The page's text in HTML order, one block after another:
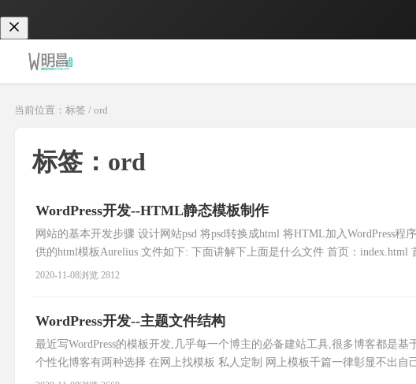
当前位置：标签 / ord
标签：ord
WordPress开发--HTML静态模板制作
网站的基本开发步骤 设计网站psd 将psd转换成html 将HTML加入WordPress
供的html模板Aurelius 文件如下: 下面讲解下上面是什么文件 首页：
用户打开网站第一眼看到的就是首页,这个显
2020-11-08浏览 2812
WordPress开发--主题文件结构
最近写WordPress的模板开发,几乎每一个博主的必备建站工具,很多博客都是基
个性化博客有两种选择 在网上找模板 私人定制 网上模板千篇一律彰显不出
单介绍下学习WordPress的知识储备 做WordPress主题,